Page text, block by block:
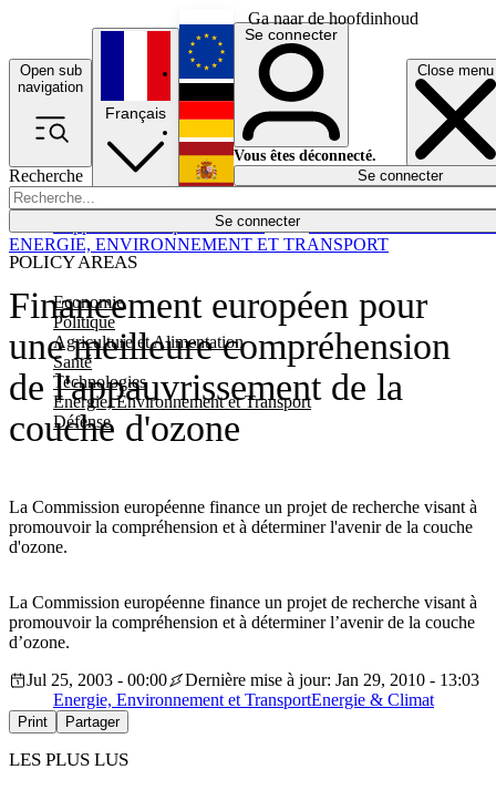
Ga naar de hoofdinhoud
Open sub
navigation
Close menu
Recherche
Se connecter
POLICY AREAS
Economie
Politique
Agriculture et Alimentation
Santé
Technologies
Energie, Environnement et Transport
Défense
Économie
Français
English
Deutsch
Español
Se connecter
Vous êtes déconnecté.
Se connecter
Financement européen pour
une meilleure compréhension
de l'appauvrissement de la
couche d'ozone
La Commission européenne finance un projet de recherche visant à
promouvoir la compréhension et à déterminer l'avenir de la couche
d'ozone.
ENERGIE, ENVIRONNEMENT ET TRANSPORT
La Commission européenne finance un projet de recherche visant à
promouvoir la compréhension et à déterminer l’avenir de la couche
d’ozone.
Jul 25, 2003 - 00:00
Dernière mise à jour: Jan 29, 2010 - 13:03
Energie, Environnement et TransportEnergie & Climat
Print Partager
LES PLUS LUS